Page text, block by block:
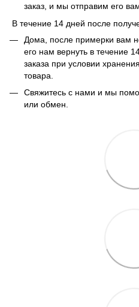
заказ, и мы отправим его
В течение 14 дней после
Дома, после примерки вам
его нам вернуть в течение
заказа при условии
товара.
Свяжитесь с нами и мы
или обмен.